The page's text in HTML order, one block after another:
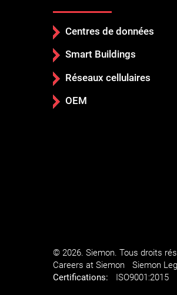
Centres de données
Smart Buildings
Réseaux cellulaires
OEM
© 2026. Siemon. Tous droits
Careers at Siemon
Siemon
Certifications:
ISO9001:2015